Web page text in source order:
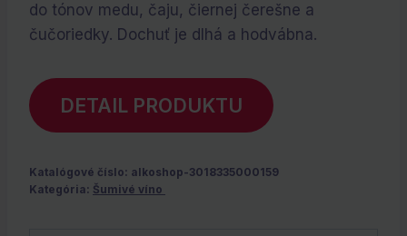
do tónov medu, čaju, čiernej čerešne a
čučoriedky. Dochuť je dlhá a hodvábna.
DETAIL PRODUKTU
Katalógové číslo: alkoshop-3018335000159
Kategória: Šumivé víno